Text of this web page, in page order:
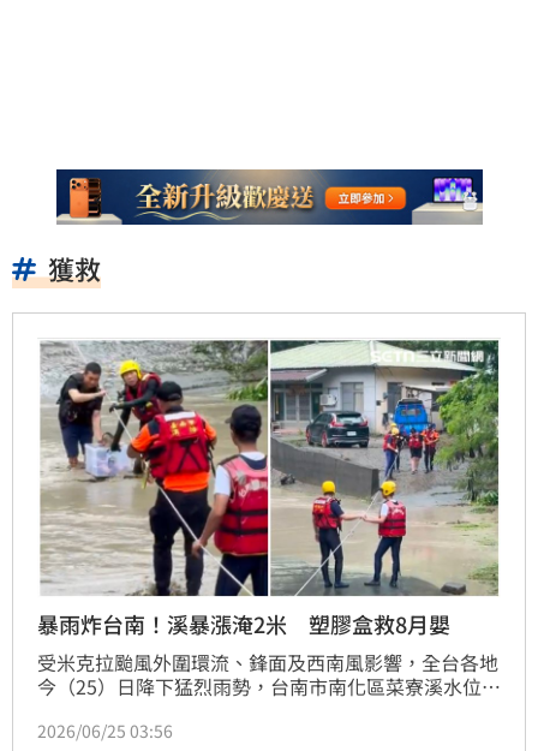
獲救
暴雨炸台南！溪暴漲淹2米 塑膠盒救8月嬰
受米克拉颱風外圍環流、鋒面及西南風影響，全台各地
今（25）日降下猛烈雨勢，台南市南化區菜寮溪水位暴
尺，台南市消防局獲報後緊急出動橡皮艇救援，8個月
2026/06/25 03:56